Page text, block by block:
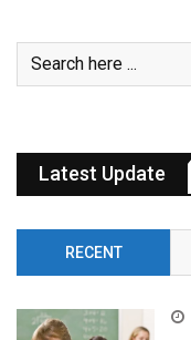
Latest Update
RECENT